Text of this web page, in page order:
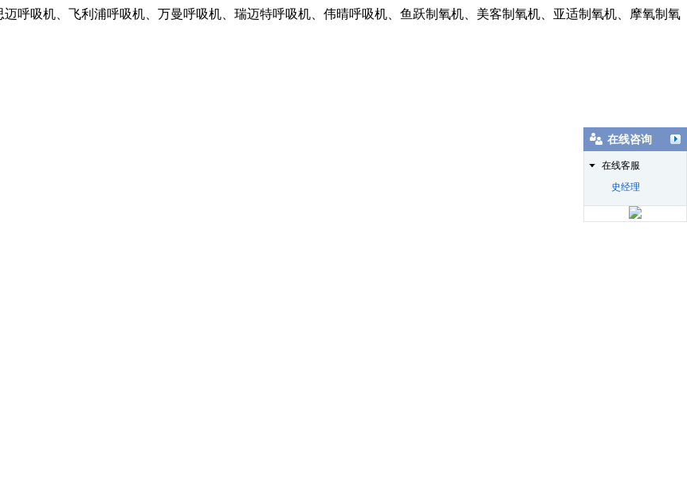
迈呼吸机、飞利浦呼吸机、万曼呼吸机、瑞迈特呼吸机、伟晴呼吸机、鱼跃制氧机、美客制氧机、亚适制氧机、摩氧制氧
在线咨询
在线客服
史经理